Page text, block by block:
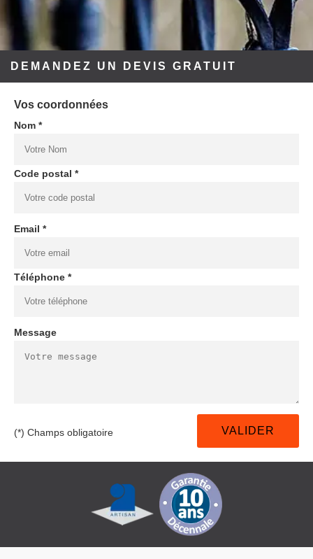
DEMANDEZ UN DEVIS GRATUIT
Vos coordonnées
Nom *
Code postal *
Email *
Téléphone *
Message
(*) Champs obligatoire